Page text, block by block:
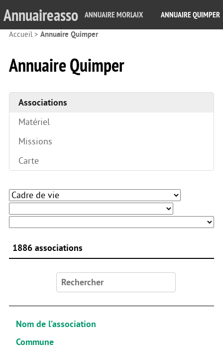
Annuaireasso ANNUAIRE MORLAIX ANNUAIRE QUIMPER
Accueil> Annuaire Quimper
Annuaire Quimper
Associations
Matériel
Missions
Carte
1886 associations
Rechercher :
Nom de l’association
Commune